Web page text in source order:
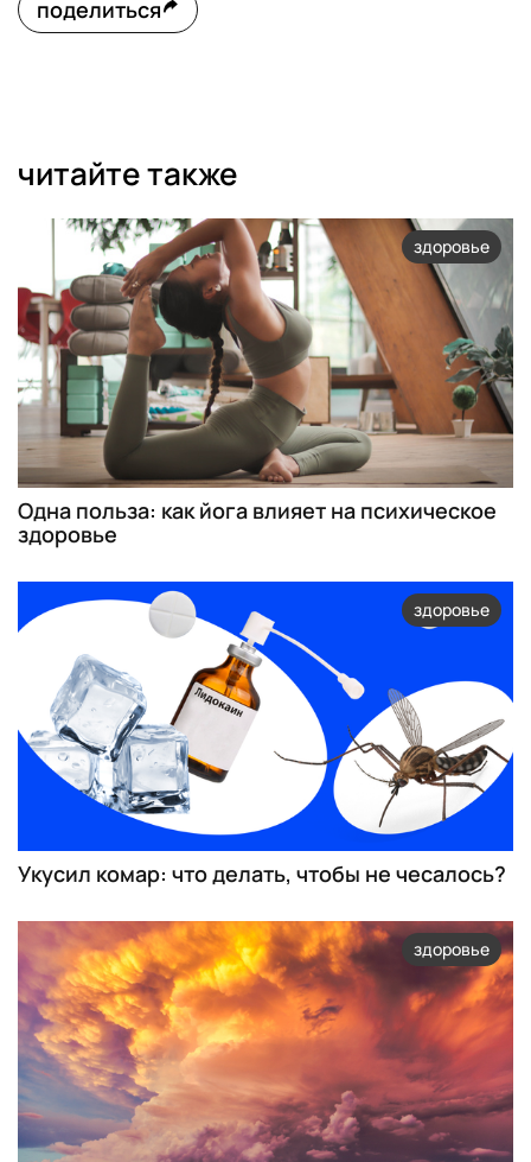
поделиться
читайте также
здоровье
Одна польза: как йога влияет на психическое
здоровье
здоровье
Укусил комар: что делать, чтобы не чесалось?
здоровье